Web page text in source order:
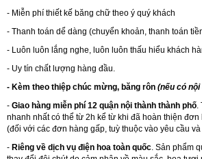
- Miễn phí thiết kế băng chữ theo ý quý khách
- Thanh toán dể dàng (chuyển khoản, thanh toán
- Luôn luôn lắng nghe, luôn luôn thấu hiểu khách
- Uy tín chất lượng hàng đầu.
- Kèm theo thiệp chúc mừng, băng rôn (nếu có
- Giao hàng miễn phí 12 quận nội thành thành phố.
nhanh nhất có thể từ 2h kể từ khi đã hoàn thiện
(đối với các đơn hàng gấp, tuỳ thuộc vào yêu cầu
- Riêng về dịch vụ điện hoa toàn quốc. Sản phẩm